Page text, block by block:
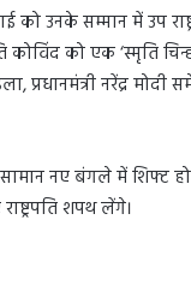
को उनके सम्मान में उप
कोविंद को एक ‘स्मृति
प्रधानमंत्री नरेंद्र मोदी
नए बंगले में शिफ्ट
शपथ लेंगे।